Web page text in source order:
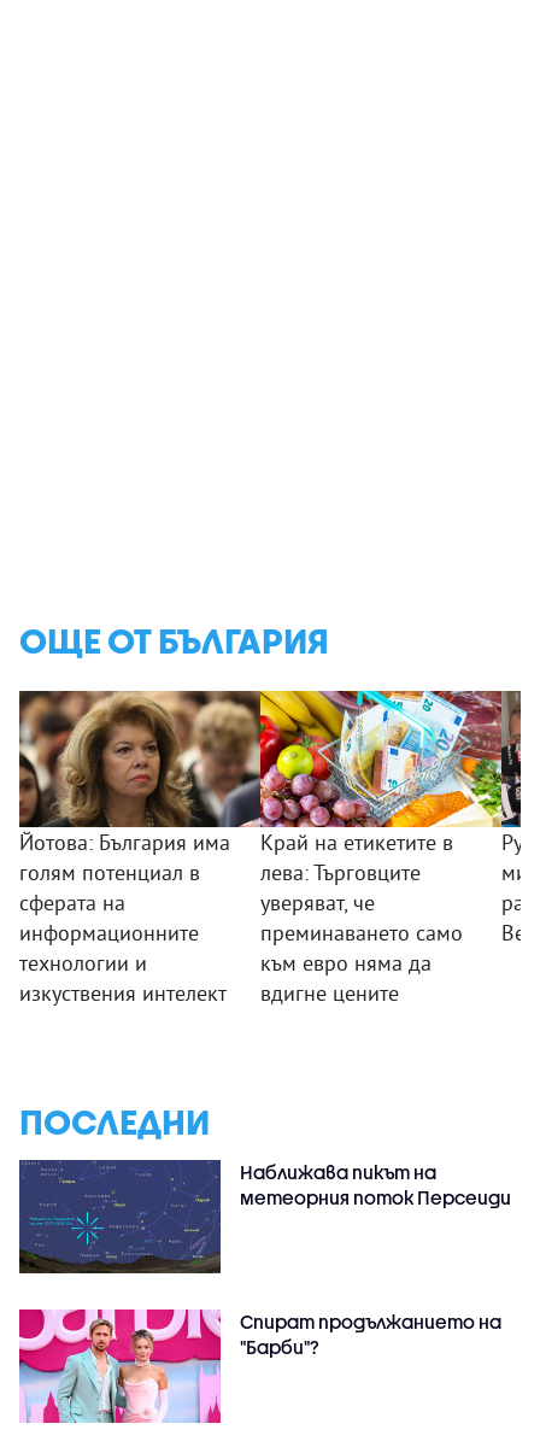
ОЩЕ ОТ БЪЛГАРИЯ
Йотова: България има
голям потенциал в
сферата на
информационните
технологии и
изкуствения интелект
Край на етикетите в
лева: Търговците
уверяват, че
преминаването само
към евро няма да
вдигне цените
ПОСЛЕДНИ
Наближава пикът на
метеорния поток Персеиди
Спират продължанието на
"Барби"?